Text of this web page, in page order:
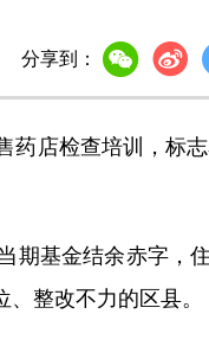
分享到：
店检查培训，标
基金结余赤字，
整改不力的区县。